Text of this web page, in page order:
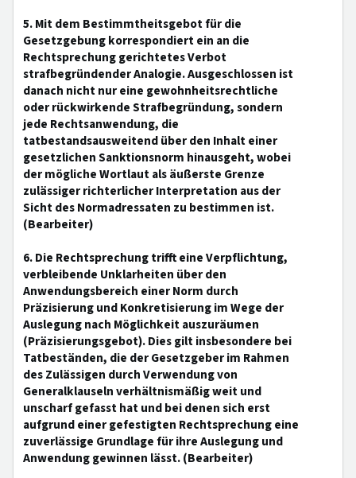
5. Mit dem Bestimmtheitsgebot für die
Gesetzgebung korrespondiert ein an die
Rechtsprechung gerichtetes Verbot
strafbegründender Analogie. Ausgeschlossen ist
danach nicht nur eine gewohnheitsrechtliche
oder rückwirkende Strafbegründung, sondern
jede Rechtsanwendung, die
tatbestandsausweitend über den Inhalt einer
gesetzlichen Sanktionsnorm hinausgeht, wobei
der mögliche Wortlaut als äußerste Grenze
zulässiger richterlicher Interpretation aus der
Sicht des Normadressaten zu bestimmen ist.
(Bearbeiter)
6. Die Rechtsprechung trifft eine Verpflichtung,
verbleibende Unklarheiten über den
Anwendungsbereich einer Norm durch
Präzisierung und Konkretisierung im Wege der
Auslegung nach Möglichkeit auszuräumen
(Präzisierungsgebot). Dies gilt insbesondere bei
Tatbeständen, die der Gesetzgeber im Rahmen
des Zulässigen durch Verwendung von
Generalklauseln verhältnismäßig weit und
unscharf gefasst hat und bei denen sich erst
aufgrund einer gefestigten Rechtsprechung eine
zuverlässige Grundlage für ihre Auslegung und
Anwendung gewinnen lässt. (Bearbeiter)